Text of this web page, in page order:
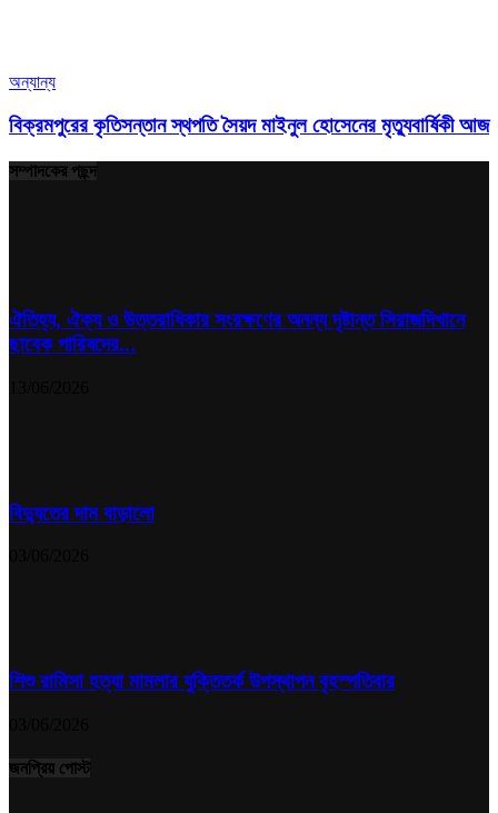
অন্যান্য
বিক্রমপুরের কৃতিসন্তান স্থপতি সৈয়দ মাইনুল হোসেনের মৃত্যুবার্ষিকী আজ
সম্পাদকের পছন্দ
ঐতিহ্য, ঐক্য ও উত্তরাধিকার সংরক্ষণের অনন্য দৃষ্টান্ত সিরাজদিখানে
ছাবেক পারিষদের...
বিদ্যুতের দাম বাড়ালো
শিশু রামিসা হত্যা মামলার যুক্তিতর্ক উপস্থাপন বৃহস্পতিবার
জনপ্রিয় পোস্ট